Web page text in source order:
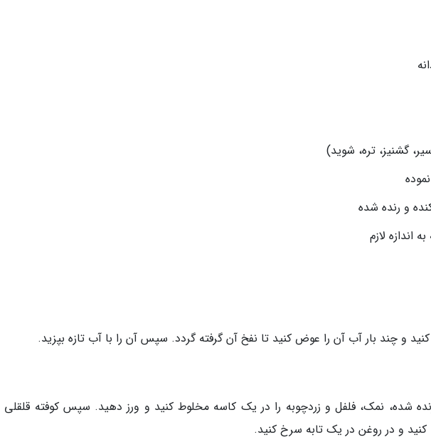
و رنده شده
اندازه لازم
و چند بار آب آن را عوض کنید تا نفخ آن گرفته گردد. سپس آن را با آب تازه بپزید.
شده، نمک، فلفل و زردچوبه را در یک کاسه مخلوط کنید و ورز دهید. سپس کوفته
و در روغن در یک تابه سرخ کنید.